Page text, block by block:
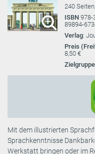
240
ISBN 978-
89894-
Verlag:
Preis
8,50 €
Zielgruppe
Mit dem illustrierten
Sprachkenntnisse
Werkstatt bringen oder im